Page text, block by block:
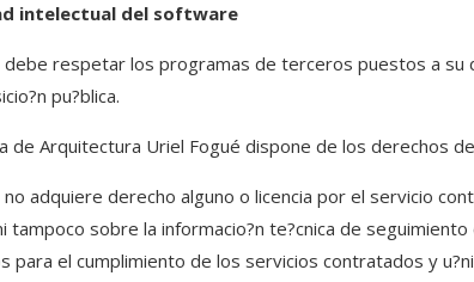
intelectual del software
debe respetar los programas de terceros puestos a su
pu?blica.
de Arquitectura Uriel Fogué dispone de los derechos
no adquiere derecho alguno o licencia por el servicio
tampoco sobre la informacio?n te?cnica de
para el cumplimiento de los servicios contratados y